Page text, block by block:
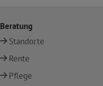
Beratung
Standorte
Rente
Pflege